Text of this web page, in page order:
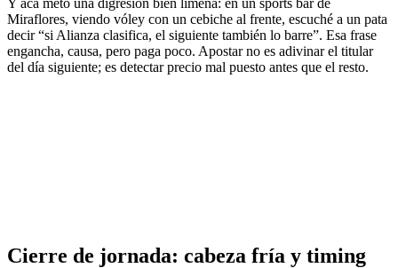
Miraflores, viendo vóley con un cebiche al frente, escuché a un pata
decir “si Alianza clasifica, el siguiente también lo barre”. Esa frase
engancha, causa, pero paga poco. Apostar no es adivinar el titular
del día siguiente; es detectar precio mal puesto antes que el resto.
Cierre de jornada: cabeza fría y timing